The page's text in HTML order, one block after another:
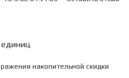
накопительной скидки